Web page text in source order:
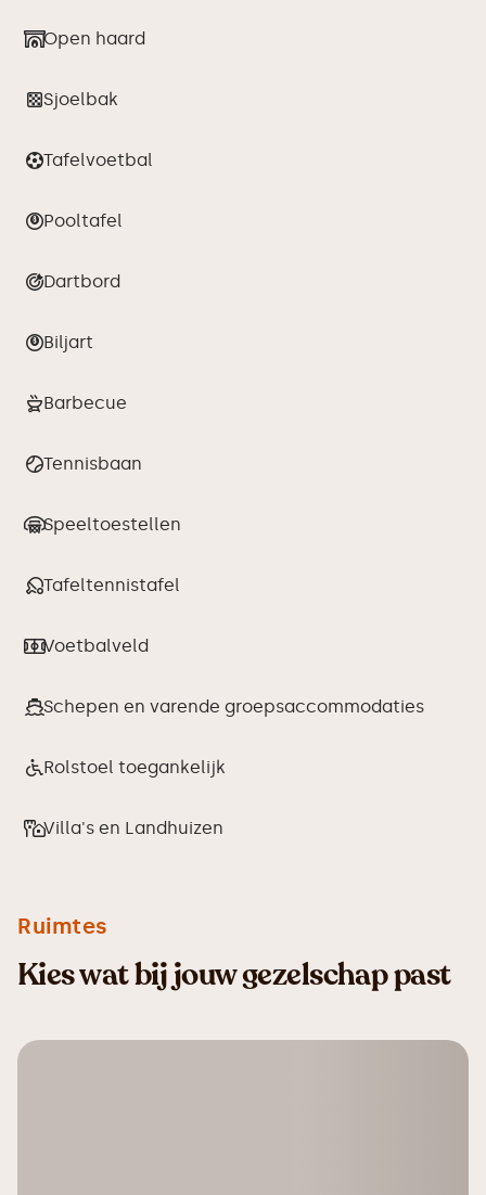
Open haard
Sjoelbak
Tafelvoetbal
Pooltafel
Dartbord
Biljart
Barbecue
Tennisbaan
Speeltoestellen
Tafeltennistafel
Voetbalveld
Schepen en varende groepsaccommodaties
Rolstoel toegankelijk
Villa's en Landhuizen
Ruimtes
Kies wat bij jouw gezelschap past